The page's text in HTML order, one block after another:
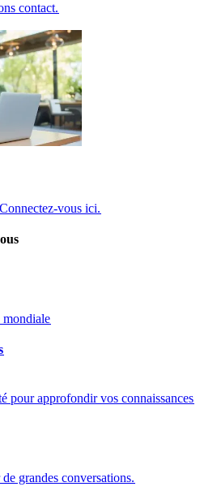
contact.​​
vous ici.​​
mondiale​​
pour approfondir vos connaissances​​
grandes conversations.​​